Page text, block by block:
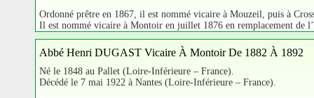
Ordonné prêtre en 1867, il est nommé vicaire à Mouzeil, puis à
Il est nommé vicaire à Montoir en juillet 1876 en remplacement de
Abbé Henri DUGAST Vicaire À Montoir De 1882 À 1892
Né le 1848 au Pallet (Loire-Inférieure – France).
Décédé le 7 mai 1922 à Nantes (Loire-Inférieure – France).